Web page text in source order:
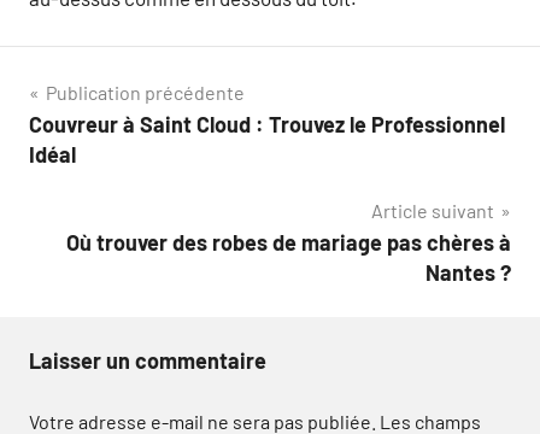
Navigation
de
Publication précédente
Couvreur à Saint Cloud : Trouvez le Professionnel
Idéal
Article suivant
Où trouver des robes de mariage pas chères à
Nantes ?
Laisser un commentaire
Votre adresse e-mail ne sera pas publiée. Les champs